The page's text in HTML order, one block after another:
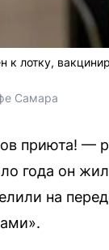
лотку,
Самара
приюта! —
года он
на